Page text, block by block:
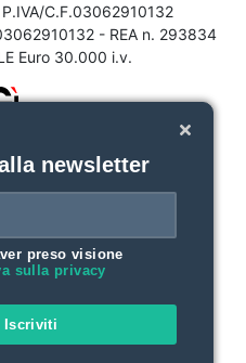
C.F.03062910132
- REA n. 293834
Euro 30.000 i.v.
newsletter
preso visione
sulla privacy
Iscriviti
alla privacy